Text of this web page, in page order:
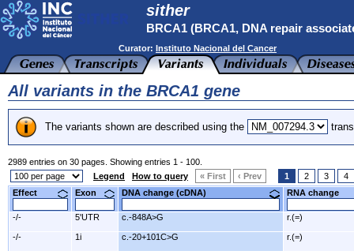
sither
BRCA1 (BRCA1, DNA repair
Curator: Instituto Nacional del Cancer
All variants in the BRCA1 gene
The variants shown are described using the
2989 entries on 30 pages. Showing entries 1 - 100.
Legend
How to query « First ‹ Prev 1 2 3
4
Effect
Exon DNA change (cDNA) RNA change
-/- 5'UTR c.-848A>G r.(=)
-/- 1i c.-20+101C>G r.(=)